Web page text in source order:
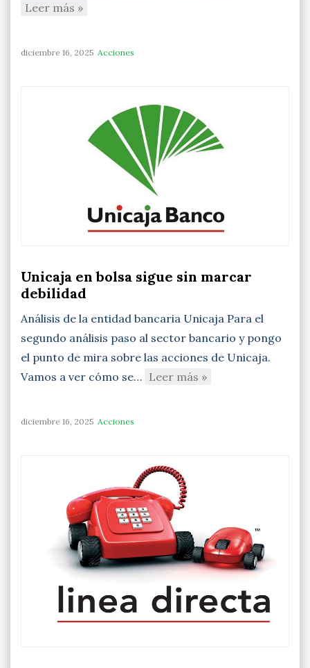
Leer más »
diciembre 16, 2025 Acciones
Unicaja en bolsa sigue sin marcar
debilidad
Análisis de la entidad bancaria Unicaja Para el
segundo análisis paso al sector bancario y pongo
el punto de mira sobre las acciones de Unicaja.
Vamos a ver cómo se… Leer más »
diciembre 16, 2025 Acciones